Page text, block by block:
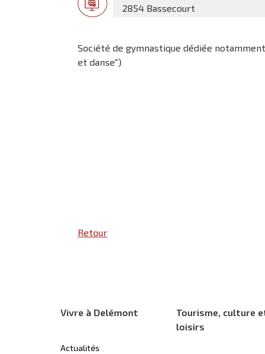
2854 Bassecourt
Société de gymnastique dédiée
et danse")
Retour
Vivre à Delémont
Actualités
Tourisme, culture
loisirs